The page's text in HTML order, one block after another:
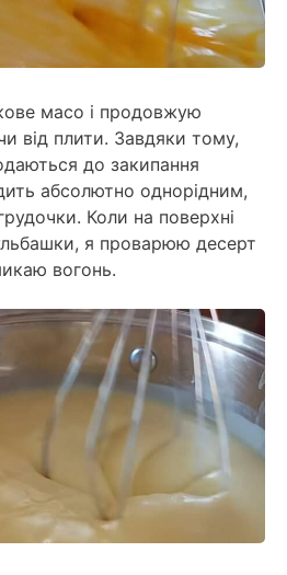
масо і продовжую
від плити. Завдяки тому,
до закипання
абсолютно однорідним,
Коли на поверхні
я проварюю десерт
вогонь.